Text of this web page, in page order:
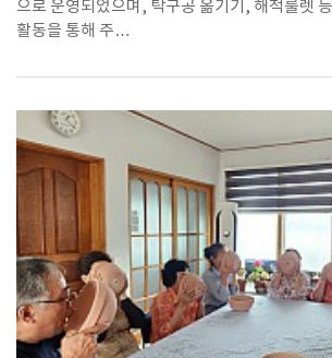
으로 운영되었으며, 탁구공 옮기기, 해적룰렛
활동을 통해 주…